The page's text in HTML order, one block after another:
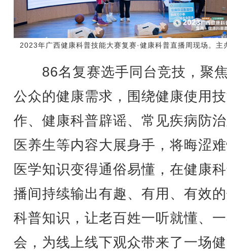
2023年广西健康科普技能大赛复赛·健康科普直播周现场。主
86名复赛选手同台竞技，聚
公众的健康需求，围绕健康使用
作、健康科普辟谣、常见疾病防
医养生等内容大展身手，将晦涩
医学知识变得通俗易懂，在健康
播间持续输出有趣、有用、有效
科普知识，让老百姓一听就懂、
会，为线上线下观众带来了一场